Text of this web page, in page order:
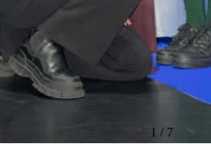
1 / 7